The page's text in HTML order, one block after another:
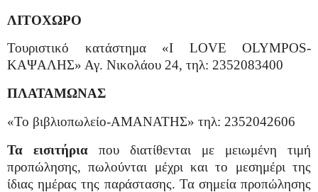
ΛΙΤΟΧΩΡΟ
Τουριστικό κατάστημα «I LOVE OLYMPOS-
ΚΑΨΑΛΗΣ» Αγ. Νικολάου 24, τηλ: 2352083400
ΠΛΑΤΑΜΩΝΑΣ
«Το βιβλιοπωλείο-ΑΜΑΝΑΤΗΣ» τηλ: 2352042606
Τα εισιτήρια που διατίθενται με μειωμένη τιμή
προπώλησης, πωλούνται μέχρι και το μεσημέρι της
ίδιας ημέρας της παράστασης. Τα σημεία προπώλησης